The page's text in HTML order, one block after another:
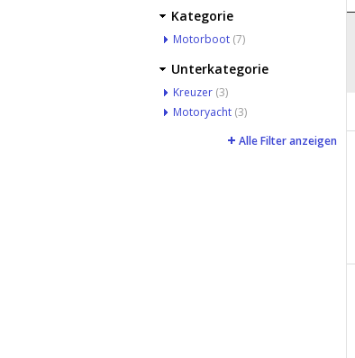
Kategorie
Motorboot (7)
Unterkategorie
Kreuzer (3)
Motoryacht (3)
Alle Filter anzeigen